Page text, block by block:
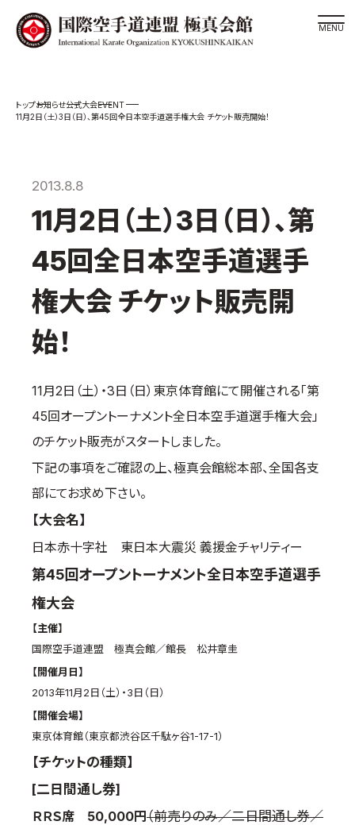
スケジュール
松井章奎館長 紹介
極真の歴史
極真会館のご案内
極真会館の概要
国際空手道連盟について
お知らせ
本部からのお知らせ
支部からのお知らせ
試合規則
入門のご案内
会員制度
取材のお申し込み
プライバシーポリシー
お知らせ公式大会EVENT
11月2日（土）3日（日）、第45回全日本空手道選手権大会 チケット販売開始！
2013.8.8
11月2日（土）3日（日）、第
45回全日本空手道選手
権大会 チケット販売開
始！
11月2日（土）・3日（日）東京体育館にて開催される「第
45回オープントーナメント全日本空手道選手権大会」
のチケット販売がスタートしました。
下記の事項をご確認の上、極真会館総本部、全国各支
部にてお求め下さい。
【大会名】
日本赤十字社 東日本大震災 義援金チャリティー
第45回オープントーナメント全日本空手道選手
権大会
【主催】
国際空手道連盟 極真会館／館長 松井章圭
【開催月日】
2013年11月2日（土）・3日（日）
【開催会場】
東京体育館（東京都渋谷区千駄ヶ谷1-17-1）
【チケットの種類】
[二日間通し券]
ＲＲＳ席 50,000円（前売りのみ／二日間通し券／